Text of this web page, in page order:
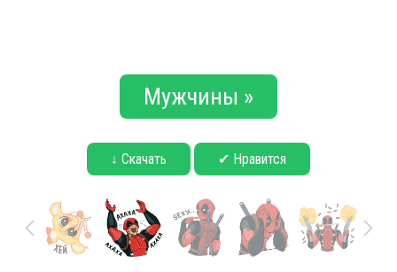
Мужчины »
↓ Скачать ✔ Нравится